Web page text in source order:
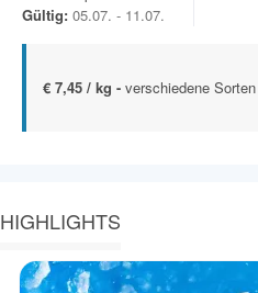
Gültig: 05.07. - 11.07.
€ 7,45 / kg - verschiedene
HIGHLIGHTS